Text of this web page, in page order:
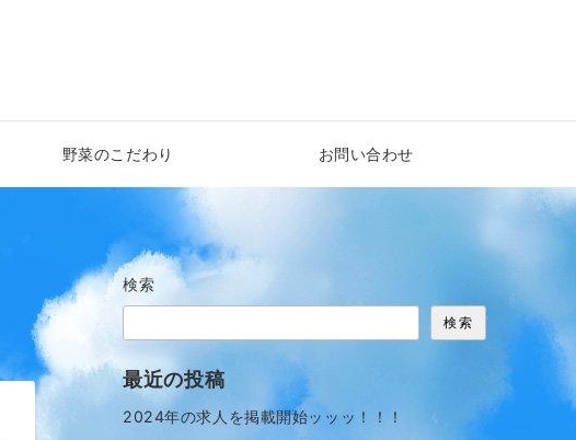
野菜のこだわり お問い合わせ
検索
検索
最近の投稿
2024年の求人を掲載開始ッッッ！！！